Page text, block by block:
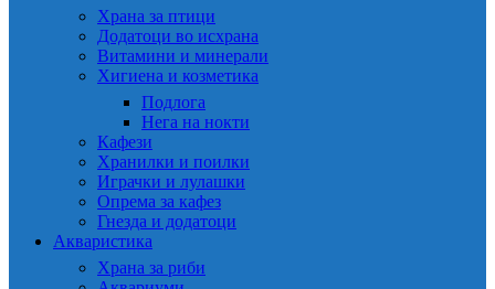
Храна за птици
Додатоци во исхрана
Витамини и минерали
Хигиена и козметика
Подлога
Нега на нокти
Кафези
Хранилки и поилки
Играчки и лулашки
Опрема за кафез
Гнезда и додатоци
Акваристика
Храна за риби